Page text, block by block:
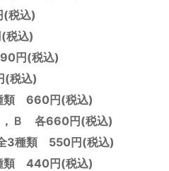
税込)
税込)
円(税込)
(税込)
類 660円(税込)
，Ｂ 各660円(税込)
3種類 550円(税込)
類 440円(税込)